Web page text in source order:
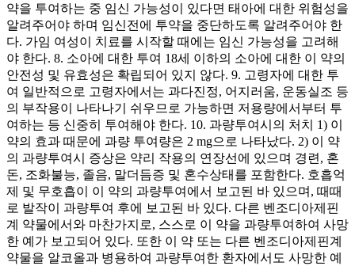
약을 투여하는 중 임신 가능성이 있다면 태아에 대한 위험성을
알려주어야 하며 임신전에 투약을 중단하도록 알려주어야 한
다. 가임 여성이 치료를 시작할 때에는 임신 가능성을 고려해
야 한다. 8. 소아에 대한 투여 18세 이하의 소아에 대한 이 약의
안전성 및 유효성은 확립되어 있지 않다. 9. 고령자에 대한 투
여 일반적으로 고령자에서는 과다진정, 어지러움, 운동실조 등
의 부작용이 나타나기 쉬우므로 가능하면 저용량에서부터 투
여하는 등 신중히 투여해야 한다. 10. 과량투여시의 처치 1) 이
약의 효과 때문에 과량 투여량은 2 mg으로 나타났다. 2) 이 약
의 과량투여시 증상은 약리 작용의 연장선에 있으며 경련, 혼
돈, 조화불능, 졸음, 말더듬증 및 혼수상태를 포함한다. 호흡억
제 및 무호흡이 이 약의 과량투여에서 보고된 바 있으며, 때때
로 발작이 과량투여 후에 보고된 바 있다. 다른 벤조디아제핀
계 약물에서와 마찬가지로, 스스로 이 약을 과량투여하여 사망
한 예가 보고되어 있다. 또한 이 약 또는 다른 벤조디아제핀계
약물을 알코올과 병용하여 과량투여한 환자에서도 사망한 예